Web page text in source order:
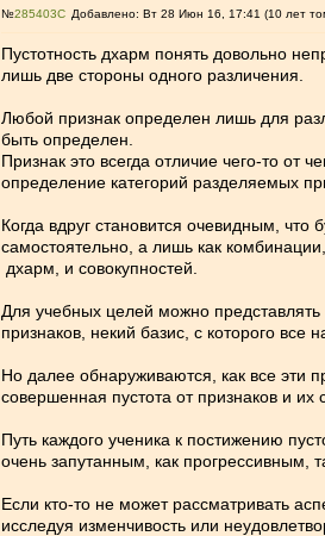
№285403 Добавлено: Вт 28 Июн 16, 17:41 (10 лет
Пустотность дхарм понять довольно
лишь две стороны одного различения.
Любой признак определен лишь для
быть определен.
Признак это всегда отличие чего-то от
определение категорий разделяемых
Когда вдруг становится очевидным,
самостоятельно, а лишь как
дхарм, и совокупностей.
Для учебных целей можно
признаков, некий базис, с которого все
Но далее обнаруживаются, как все эти
совершенная пустота от признаков и
Путь каждого ученика к постижению
очень запутанным, как прогрессивным,
Если кто-то не может рассматривать
исследуя изменчивость или